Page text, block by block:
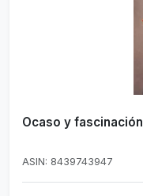
Ocaso y fascinación
ASIN: 8439743947